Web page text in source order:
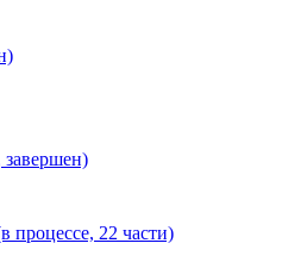
процессе, 22 части)